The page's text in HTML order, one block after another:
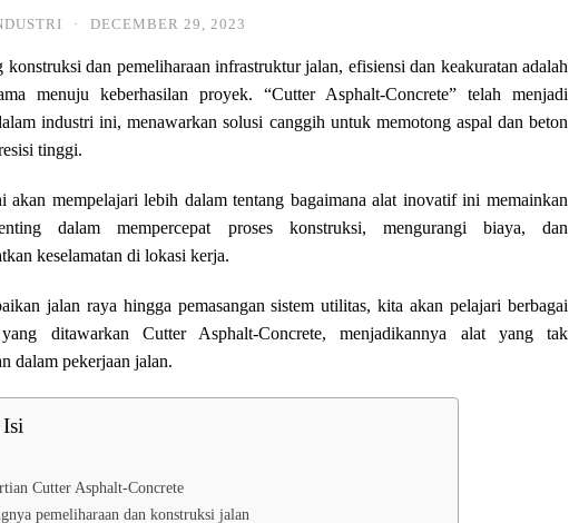
· DECEMBER 29, 2023
konstruksi dan pemeliharaan infrastruktur jalan, efisiensi dan keakuratan adalah
menuju keberhasilan proyek. “Cutter Asphalt-Concrete” telah menjadi
industri ini, menawarkan solusi canggih untuk memotong aspal dan beton
tinggi.
akan mempelajari lebih dalam tentang bagaimana alat inovatif ini memainkan
dalam mempercepat proses konstruksi, mengurangi biaya, dan
keselamatan di lokasi kerja.
jalan raya hingga pemasangan sistem utilitas, kita akan pelajari berbagai
ditawarkan Cutter Asphalt-Concrete, menjadikannya alat yang tak
dalam pekerjaan jalan.
Cutter Asphalt-Concrete
pemeliharaan dan konstruksi jalan